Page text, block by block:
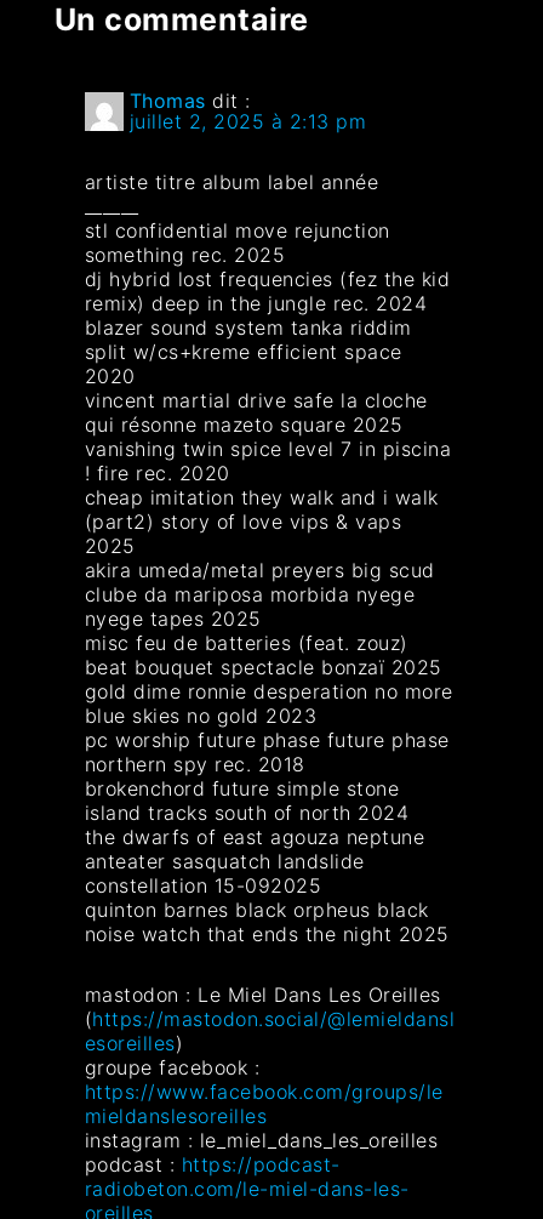
Un commentaire
Thomas dit :
juillet 2, 2025 à 2:13 pm
artiste titre album label année
stl confidential move rejunction
something rec. 2025
dj hybrid lost frequencies (fez the kid
remix) deep in the jungle rec. 2024
blazer sound system tanka riddim
split w/cs+kreme efficient space
2020
vincent martial drive safe la cloche
qui résonne mazeto square 2025
vanishing twin spice level 7 in piscina
! fire rec. 2020
cheap imitation they walk and i walk
(part2) story of love vips & vaps
2025
akira umeda/metal preyers big scud
clube da mariposa morbida nyege
nyege tapes 2025
misc feu de batteries (feat. zouz)
beat bouquet spectacle bonzaï 2025
gold dime ronnie desperation no more
blue skies no gold 2023
pc worship future phase future phase
northern spy rec. 2018
brokenchord future simple stone
island tracks south of north 2024
the dwarfs of east agouza neptune
anteater sasquatch landslide
constellation 15-092025
quinton barnes black orpheus black
noise watch that ends the night 2025
mastodon : Le Miel Dans Les Oreilles
(https://mastodon.social/@lemieldansl
esoreilles)
groupe facebook :
https://www.facebook.com/groups/le
mieldanslesoreilles
instagram : le_miel_dans_les_oreilles
podcast : https://podcast-
radiobeton.com/le-miel-dans-les-
oreilles